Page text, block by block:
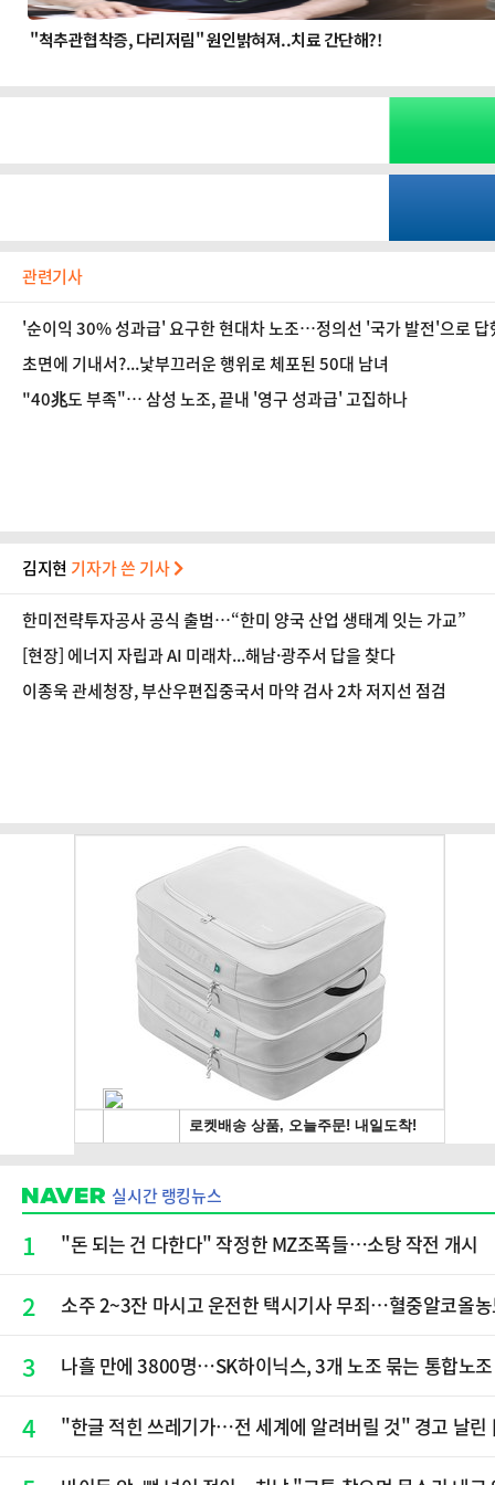
관련기사
'순이익 30% 성과급' 요구한 현대차 노조…정의선 '국가 발전'으로
초면에 기내서?...낯부끄러운 행위로 체포된 50대 남녀
"40兆도 부족"… 삼성 노조, 끝내 '영구 성과급' 고집하나
김지현 기자가 쓴 기사
한미전략투자공사 공식 출범…“한미 양국 산업 생태계 잇는 가교”
[현장] 에너지 자립과 AI 미래차...해남·광주서 답을 찾다
이종욱 관세청장, 부산우편집중국서 마약 검사 2차 저지선 점검
실시간 랭킹뉴스
1 "돈 되는 건 다한다" 작정한 MZ조폭들…소탕 작전 개시
2 소주 2~3잔 마시고 운전한 택시기사 무죄…혈중알코올
3 나흘 만에 3800명…SK하이닉스, 3개 노조 묶는 통합노
4 "한글 적힌 쓰레기가…전 세계에 알려버릴 것" 경고 날린